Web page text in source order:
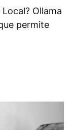
Ollama
permite